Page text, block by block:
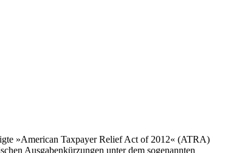
»American Taxpayer Relief Act of 2012« (ATRA)
Ausgabenkürzungen unter dem sogenannten